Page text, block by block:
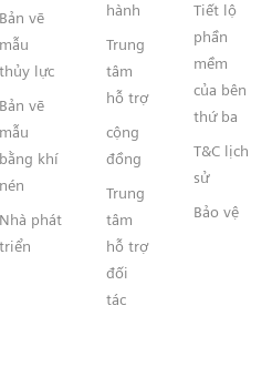
Bản vẽ
mẫu
thủy lực
Bản vẽ
mẫu
bằng khí
nén
Nhà phát
triển
hành
Trung
tâm
hỗ trợ
cộng
đồng
Trung
tâm
hỗ trợ
đối
tác
Tiết lộ
phần
mềm
của bên
thứ ba
T&C lịch
sử
Bảo vệ